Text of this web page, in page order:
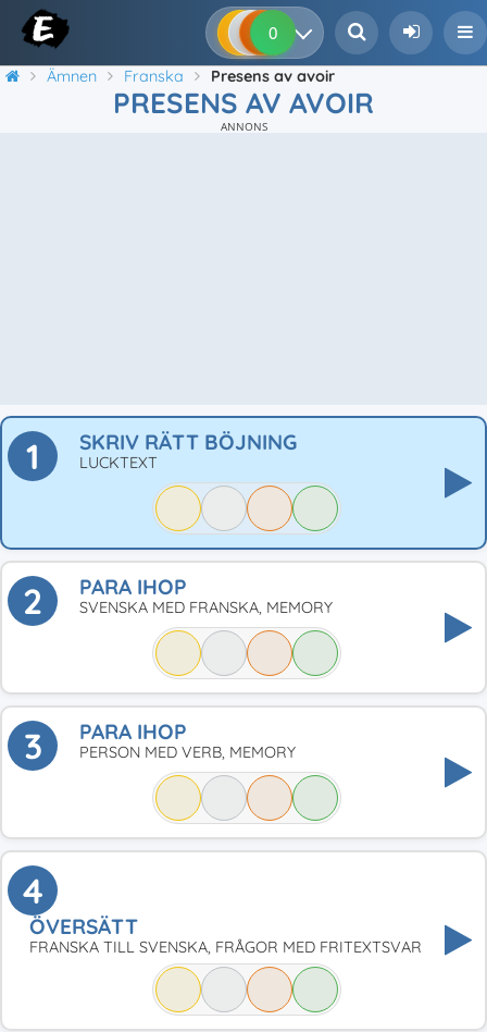
0 0 0
Ämnen Franska Presens av avoir
PRESENS AV AVOIR
ANNONS
1 SKRIV RÄTT BÖJNING
LUCKTEXT
2 PARA IHOP
SVENSKA MED FRANSKA, MEMORY
3 PARA IHOP
PERSON MED VERB, MEMORY
4
ÖVERSÄTT
FRANSKA TILL SVENSKA, FRÅGOR MED FRITEXTSVAR